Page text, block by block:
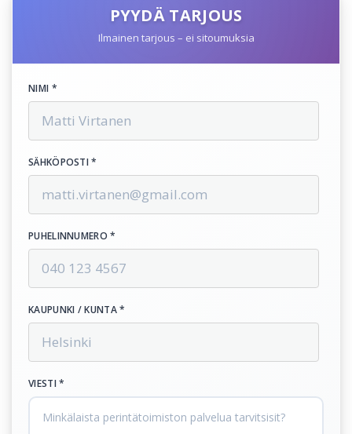
PYYDÄ TARJOUS
Ilmainen tarjous – ei sitoumuksia
NIMI *
SÄHKÖPOSTI *
PUHELINNUMERO *
KAUPUNKI / KUNTA *
VIESTI *